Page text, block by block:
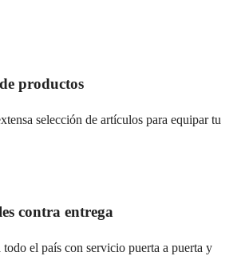
productos
selección de artículos para equipar tu
contra entrega
el país con servicio puerta a puerta y